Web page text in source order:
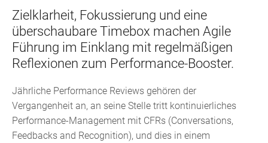
Zielklarheit, Fokussierung und eine
überschaubare Timebox machen Agile
Führung im Einklang mit regelmäßigen
Reflexionen zum Performance-Booster.
Jährliche Performance Reviews gehören der
Vergangenheit an, an seine Stelle tritt kontinuierliches
Performance-Management mit CFRs (Conversations,
Feedbacks and Recognition), und dies in einem